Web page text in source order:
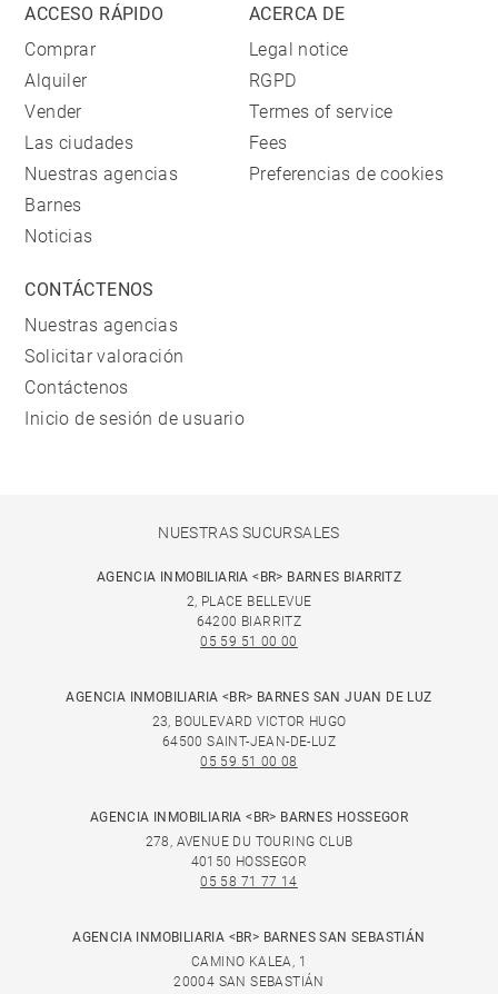
ACCESO RÁPIDO
Comprar
Alquiler
Vender
Las ciudades
Nuestras agencias
Barnes
Noticias
ACERCA DE
Legal notice
RGPD
Termes of service
Fees
Preferencias de cookies
CONTÁCTENOS
Nuestras agencias
Solicitar valoración
Contáctenos
Inicio de sesión de usuario
NUESTRAS SUCURSALES
AGENCIA INMOBILIARIA <BR> BARNES BIARRITZ
2, PLACE BELLEVUE
64200 BIARRITZ
05 59 51 00 00
AGENCIA INMOBILIARIA <BR> BARNES SAN JUAN DE LUZ
23, BOULEVARD VICTOR HUGO
64500 SAINT-JEAN-DE-LUZ
05 59 51 00 08
AGENCIA INMOBILIARIA <BR> BARNES HOSSEGOR
278, AVENUE DU TOURING CLUB
40150 HOSSEGOR
05 58 71 77 14
AGENCIA INMOBILIARIA <BR> BARNES SAN SEBASTIÁN
CAMINO KALEA, 1
20004 SAN SEBASTIÁN